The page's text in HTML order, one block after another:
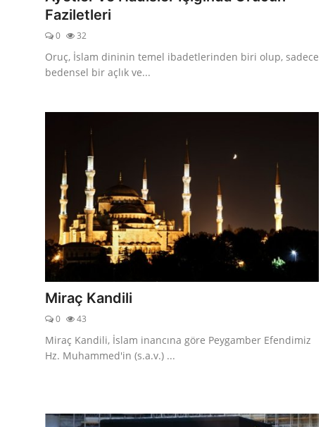
Faziletleri
0 32
Oruç, İslam dininin temel ibadetlerinden biri olup, sadece
bedensel bir açlık ve...
Miraç Kandili
0 43
Miraç Kandili, İslam inancına göre Peygamber Efendimiz
Hz. Muhammed'in (s.a.v.) ...